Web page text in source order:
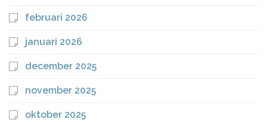
februari 2026
januari 2026
december 2025
november 2025
oktober 2025